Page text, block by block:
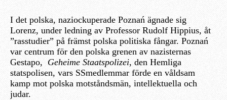
I det polska, naziockuperade Poznań ägnade sig
Lorenz, under ledning av Professor Rudolf Hippius, åt
”rasstudier” på främst polska politiska fångar. Poznań
var centrum för den polska grenen av nazisternas
Gestapo, Geheime Staatspolizei, den Hemliga
statspolisen, vars SSmedlemmar förde en våldsam
kamp mot polska motståndsmän, intellektuella och
judar.